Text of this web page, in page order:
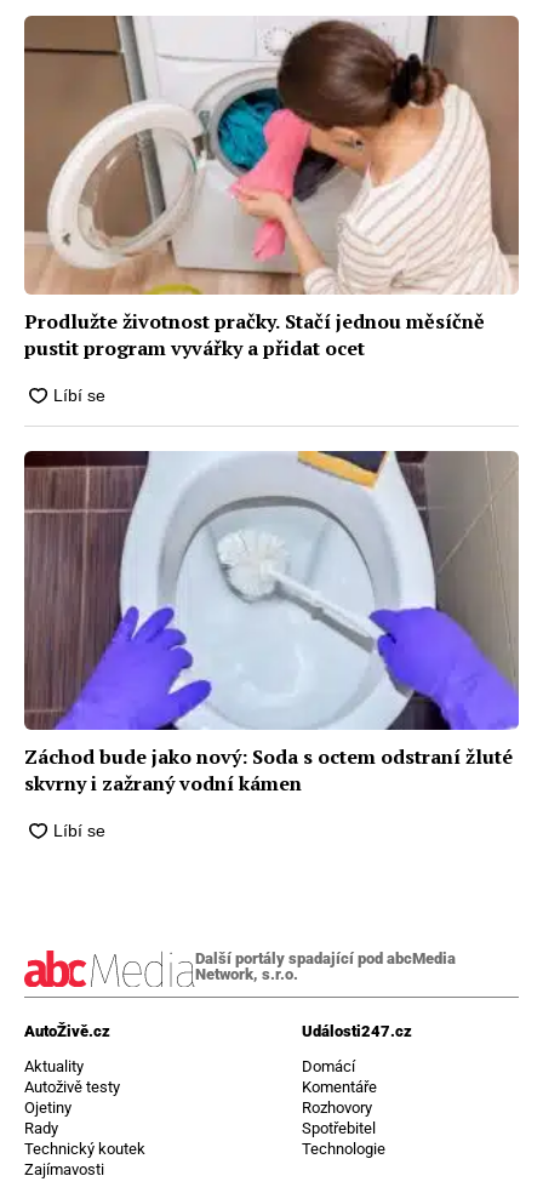
Prodlužte životnost pračky. Stačí jednou měsíčně
pustit program vyvářky a přidat ocet
Záchod bude jako nový: Soda s octem odstraní žluté
skvrny i zažraný vodní kámen
Další portály spadající pod abcMedia
Network, s.r.o.
AutoŽivě.cz
Aktuality
Autoživě testy
Ojetiny
Rady
Technický koutek
Zajímavosti
Události247.cz
Domácí
Komentáře
Rozhovory
Spotřebitel
Technologie